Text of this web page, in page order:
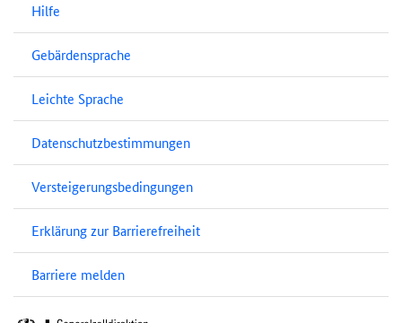
Hilfe
Gebärdensprache
Leichte Sprache
Datenschutzbestimmungen
Versteigerungsbedingungen
Erklärung zur Barrierefreiheit
Barriere melden